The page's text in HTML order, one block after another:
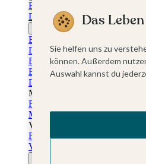
Einladungskarten Firmung
Dankeskarten Firmung
Jugendweihekarten
Einladungskarten Jugendweihe
Dankeskarten Jugendweihe
Einschulungskarten
Einladungskarten Einschulung
Danksagung Einschulung
Muttertag
Fotogeschenke Muttertag
Muttertagskarten
Vatertag
Fotogeschenke Vatertag
Vatertagskarten
Das
Sie helfen uns zu
können. Außerdem
Auswahl kannst du